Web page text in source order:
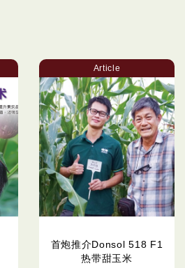
Article
首炮推介Donsol 518 F1
热带甜玉米